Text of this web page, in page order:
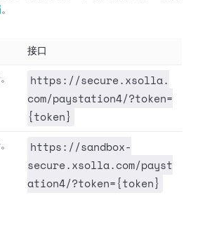
。
接口
https://secure.xsolla.
com/paystation4/?token=
{token}
https://sandbox-
secure.xsolla.com/payst
ation4/?token={token}